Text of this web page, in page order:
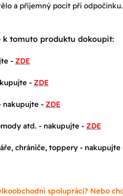
a příjemný pocit při odpočinku.
k tomuto produktu dokoupit:
- ZDE
- ZDE
nakupujte - ZDE
atd. - nakupujte - ZDE
chrániče, toppery - nakupujte
spolupráci? Nebo